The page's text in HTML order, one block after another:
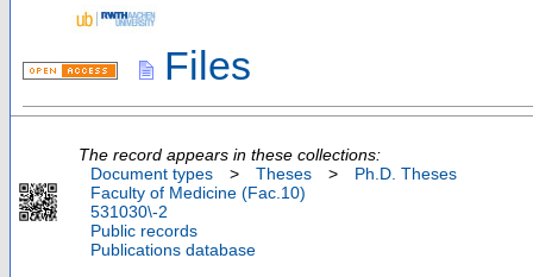
Files
The record appears in these collections:
Document types
> Theses >
Ph.D. Theses
Faculty of Medicine (Fac.10)
531030\-2
Public records
Publications database